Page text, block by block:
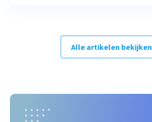
Alle artikelen bekijken